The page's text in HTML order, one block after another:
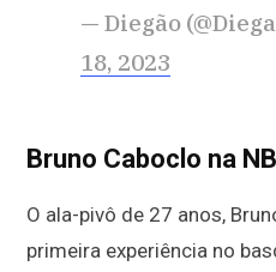
— Diegão
18, 2023
Bruno Caboclo na
O ala-pivô de 27 anos,
primeira experiência no